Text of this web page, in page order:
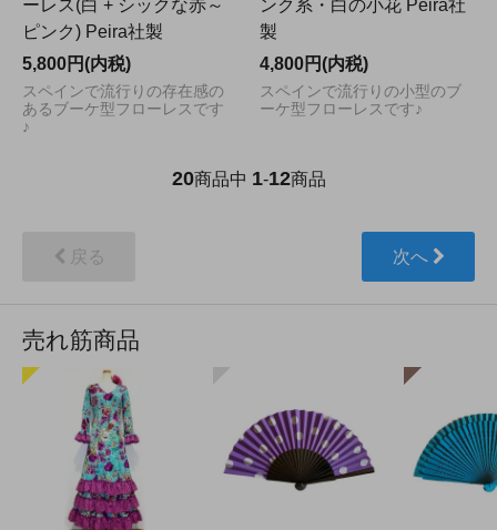
ーレス(白 + シックな赤～
ピンク) Peira社製
5,800円(内税)
スペインで流行りの存在感の
あるブーケ型フローレスです
♪
ンク系・白の小花 Peira社
製
4,800円(内税)
スペインで流行りの小型のブ
ーケ型フローレスです♪
20商品中 1-12商品
戻る 次へ
売れ筋商品